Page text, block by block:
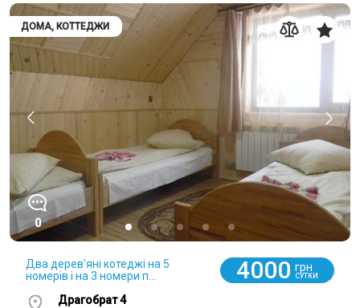
ДОМА, КОТТЕДЖИ
0
Два дерев'яні котеджі на 5
номерів і на 3 номери п...
4000 грн
СУТКИ
Драгобрат 4